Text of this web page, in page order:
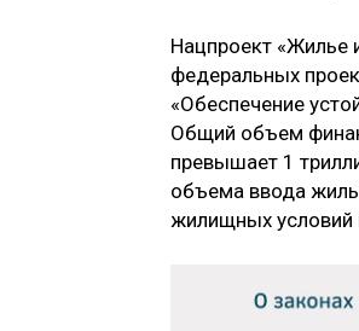
Нацпроект «Жилье
федеральных
«Обеспечение
Общий объем
превышает 1
объема ввода
жилищных условий